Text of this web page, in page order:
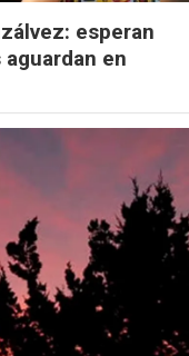
esperan
en